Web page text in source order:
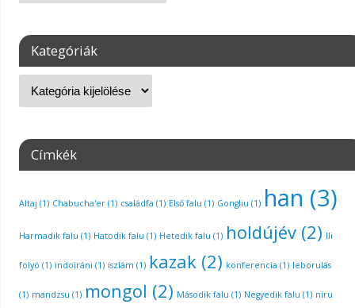
Kategóriák
Címkék
Altaj (1) Chabucha'er(1) családfa (1) Első falu (1) Gongliu (1) han (3)
Harmadik falu (1) Hatodik falu (1) Hetedik falu (1) holdújév(2) Ili
folyó (1) indoiráni (1) iszlám (1) kazak(2) konferencia (1) leborulás
(1) mandzsu (1) mongol (2) Második falu (1) Negyedik falu (1) niru